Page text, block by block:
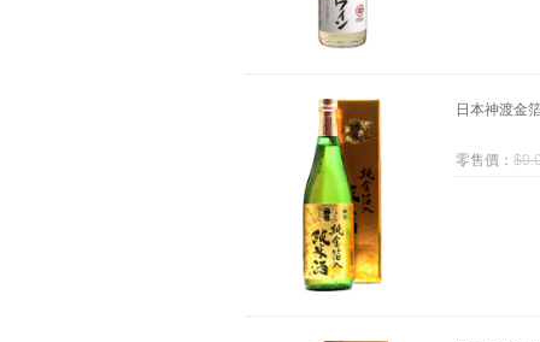
日本神渡金
零售價： $